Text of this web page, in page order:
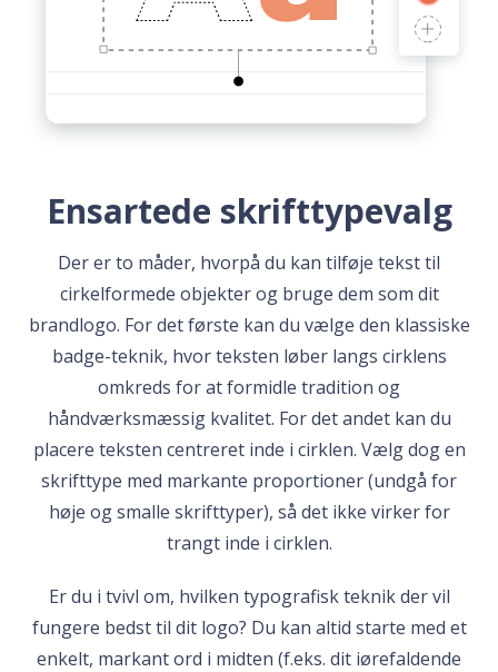
Ensartede skrifttypevalg
Der er to måder, hvorpå du kan tilføje tekst til
cirkelformede objekter og bruge dem som dit
brandlogo. For det første kan du vælge den klassiske
badge-teknik, hvor teksten løber langs cirklens
omkreds for at formidle tradition og
håndværksmæssig kvalitet. For det andet kan du
placere teksten centreret inde i cirklen. Vælg dog en
skrifttype med markante proportioner (undgå for
høje og smalle skrifttyper), så det ikke virker for
trangt inde i cirklen.
Er du i tvivl om, hvilken typografisk teknik der vil
fungere bedst til dit logo? Du kan altid starte med et
enkelt, markant ord i midten (f.eks. dit iørefaldende